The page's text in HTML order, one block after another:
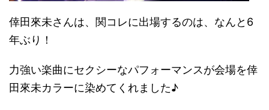
倖田來未さんは、関コレに出場するのは、なんと6
年ぶり！
力強い楽曲にセクシーなパフォーマンスが会場を倖
田來未カラーに染めてくれました♪